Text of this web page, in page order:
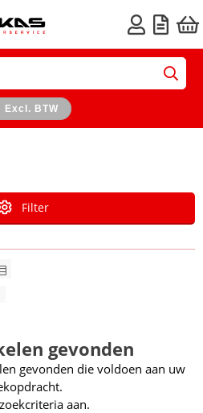
Excl. BTW
Filter
gevonden
gevonden die voldoen aan uw
aan.